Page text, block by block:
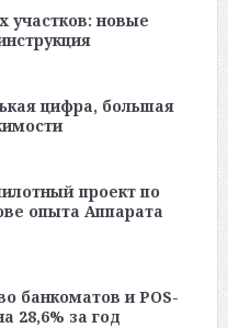
новые
цифра, большая
проект по
опыта Аппарата
банкоматов и POS-
28,6% за год